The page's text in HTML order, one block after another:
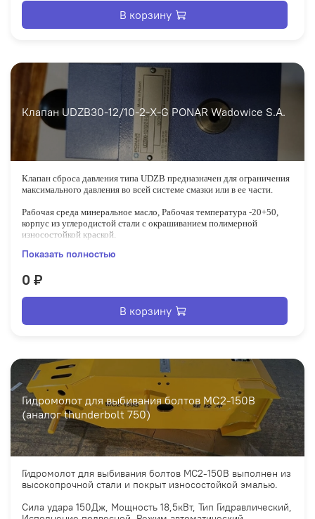
В корзину
Клапан UDZB30-12/10-2-X-G PONAR Wadowice S.A.
Клапан сброса давления типа UDZB предназначен для ограничения
максимального давления во всей системе смазки или в ее части.
Рабочая среда минеральное масло, Рабочая температура -20+50,
корпус из углеродистой стали с окрашиванием полимерной
износостойкой краской.
Максимальное рабочее давление 30Мпа, Минимально давление
Показать полностью
0 ₽
В корзину
Гидромолот для выбивания болтов MC2-150B
(аналог thunderbolt 750)
Гидромолот для выбивания болтов MC2-150B выполнен из
высокопрочной стали и покрыт износостойкой эмалью.
Сила удара 150Дж, Мощность 18,5кВт, Тип Гидравлический,